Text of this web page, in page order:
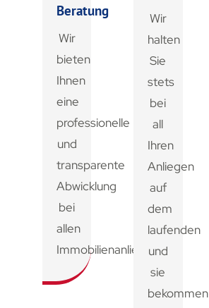
Beratung
Wir
bieten
Ihnen
eine
professionelle
und
transparente
Abwicklung
bei
allen
Immobilienanliegen.
Wir
halten
Sie
stets
bei
all
Ihren
Anliegen
auf
dem
laufenden
und
sie
bekommen